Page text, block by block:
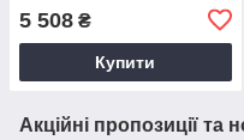
5 508 ₴
Купити
Акційні пропозиції та